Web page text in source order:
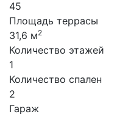
45
Площадь террасы
31,6 м2
Количество этажей
1
Количество спален
2
Гараж